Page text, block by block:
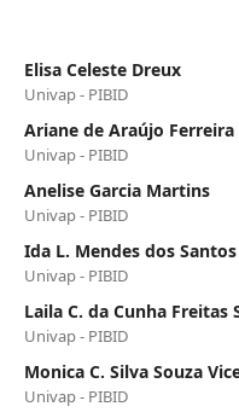
Elisa Celeste Dreux
Univap - PIBID
Ariane de Araújo Ferreira
Univap - PIBID
Anelise Garcia Martins
Univap - PIBID
Ida L. Mendes dos Santos
Univap - PIBID
Laila C. da Cunha Freitas
Univap - PIBID
Monica C. Silva Souza
Univap - PIBID